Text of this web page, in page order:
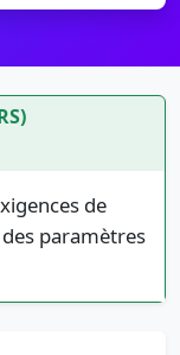
de
paramètres